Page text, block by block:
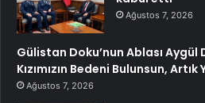
Ağustos 7, 2026
Gülistan Doku’nun Ablası Aygül
Kızımızın Bedeni Bulunsun,
Ağustos 7, 2026